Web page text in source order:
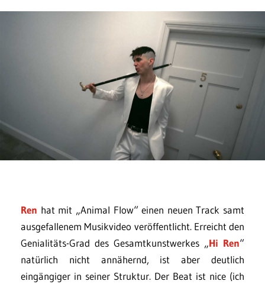
Ren hat mit „Animal Flow“ einen neuen Track samt
ausgefallenem Musikvideo veröffentlicht. Erreicht den
Genialitäts-Grad des Gesamtkunstwerkes „Hi Ren“
natürlich nicht annähernd, ist aber deutlich
eingängiger in seiner Struktur. Der Beat ist nice (ich